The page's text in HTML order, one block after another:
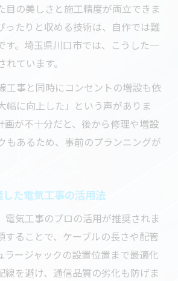
目の美しさと施工精度が両立できま
ったりと収める技術は、自作では難
す。埼玉県川口市では、こうした一
ています。
工事と同時にコンセントの増設も依
幅に向上した」という声がありま
画が不十分だと、後から修理や増設
もあるため、事前のプランニングが
た電気工事の活用法
電気工事のプロの活用が推奨されま
することで、ケーブルの長さや配管
ラージャックの設置位置まで最適化
線を避け、通信品質の劣化も防げま